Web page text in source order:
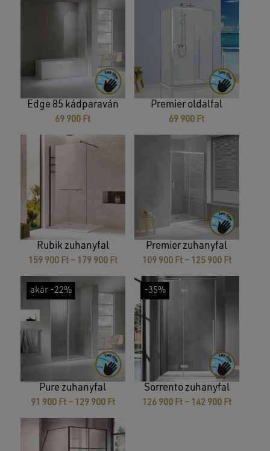
Edge 85 kádparaván
69 900 Ft
Premier oldalfal
69 900 Ft
Rubik zuhanyfal
159 900 Ft – 179 900 FtÁrtartomány:
900 Ft
-
900 Ft
Premier zuhanyfal
109 900 Ft – 125 900 Ft
akár -22%
Pure zuhanyfal
91 900 Ft – 129 900 FtÁrtartomány:
900 Ft
-
129
-35%
Sorrento zuhanyfal
126 900 Ft – 142 900 Ft